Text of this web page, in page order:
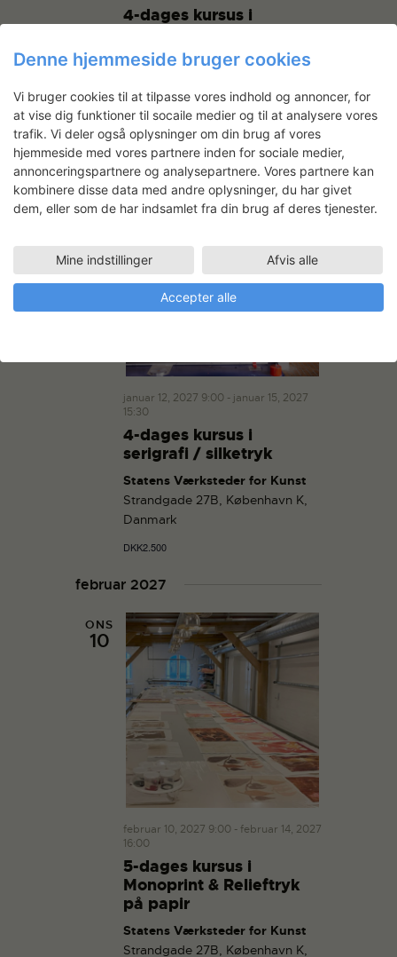
4-dages kursus i
glasering
Strandgade 27B, København K,
Danmark
DKK2000
TIRS
12
januar 12, 2027 9:00 - januar 15, 2027
15:30
4-dages kursus i
serigrafi / silketryk
Statens Værksteder for Kunst
Strandgade 27B, København K,
Danmark
DKK2.500
februar 2027
ONS
10
februar 10, 2027 9:00 -februar 14, 2027
16:00
5-dages kursus i
Monoprint & Relieftryk
på papir
Statens Værksteder for Kunst
Strandgade 27B, København K,
Denne hjemmeside bruger cookies
Vi bruger cookies til at tilpasse vores indhold og annoncer, for
at vise dig funktioner til socaile medier og til at analysere vores
trafik. Vi deler også oplysninger om din brug af vores
hjemmeside med vores partnere inden for sociale medier,
annonceringspartnere og analysepartnere. Vores partnere kan
kombinere disse data med andre oplysninger, du har givet
dem, eller som de har indsamlet fra din brug af deres tjenester.
Mine indstillinger Afvis alle
Accepter alle